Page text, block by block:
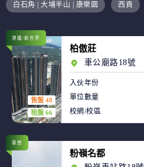
白石角 | 大埔半山 | 康樂園 西貢
售盤 48
租盤 66
港鐵/新世界
柏傲莊
車公廟路18號
入伙年份
單位數量
校網/校區
華懋
粉嶺名都